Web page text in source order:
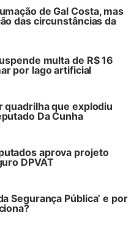
de Gal Costa, mas
das circunstâncias da
multa de R$ 16
por lago artificial
quadrilha que explodiu
Da Cunha
aprova projeto
DPVAT
Segurança Pública’ e por